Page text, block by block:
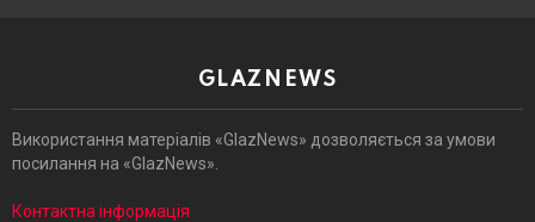
GLAZNEWS
Використання матеріалів «GlazNews» дозволяється за умови
посилання на «GlazNews».
Контактна інформація